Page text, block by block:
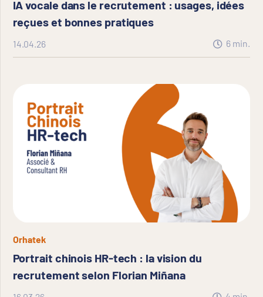
IA vocale dans le recrutement : usages, idées
reçues et bonnes pratiques
14.04.26 6 min.
Orhatek
Portrait chinois HR-tech : la vision du
recrutement selon Florian Miñana